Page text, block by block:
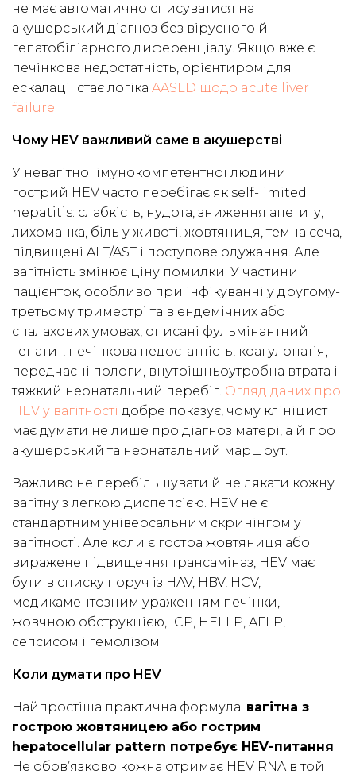
не має автоматично списуватися на
акушерський діагноз без вірусного й
гепатобіліарного диференціалу. Якщо вже є
печінкова недостатність, орієнтиром для
ескалації стає логіка AASLD щодо acute liver
failure.
Чому HEV важливий саме в акушерстві
У невагітної імунокомпетентної людини
гострий HEV часто перебігає як self-limited
hepatitis: слабкість, нудота, зниження апетиту,
лихоманка, біль у животі, жовтяниця, темна сеча,
підвищені ALT/AST і поступове одужання. Але
вагітність змінює ціну помилки. У частини
пацієнток, особливо при інфікуванні у другому-
третьому триместрі та в ендемічних або
спалахових умовах, описані фульмінантний
гепатит, печінкова недостатність, коагулопатія,
передчасні пологи, внутрішньоутробна втрата і
тяжкий неонатальний перебіг. Огляд даних про
HEV у вагітності добре показує, чому клініцист
має думати не лише про діагноз матері, а й про
акушерський та неонатальний маршрут.
Важливо не перебільшувати й не лякати кожну
вагітну з легкою диспепсією. HEV не є
стандартним універсальним скринінгом у
вагітності. Але коли є гостра жовтяниця або
виражене підвищення трансаміназ, HEV має
бути в списку поруч із HAV, HBV, HCV,
медикаментозним ураженням печінки,
жовчною обструкцією, ICP, HELLP, AFLP,
сепсисом і гемолізом.
Коли думати про HEV
Найпростіша практична формула: вагітна з
гострою жовтяницею або гострим
hepatocellular pattern потребує HEV-питання.
Не обов’язково кожна отримає HEV RNA в той